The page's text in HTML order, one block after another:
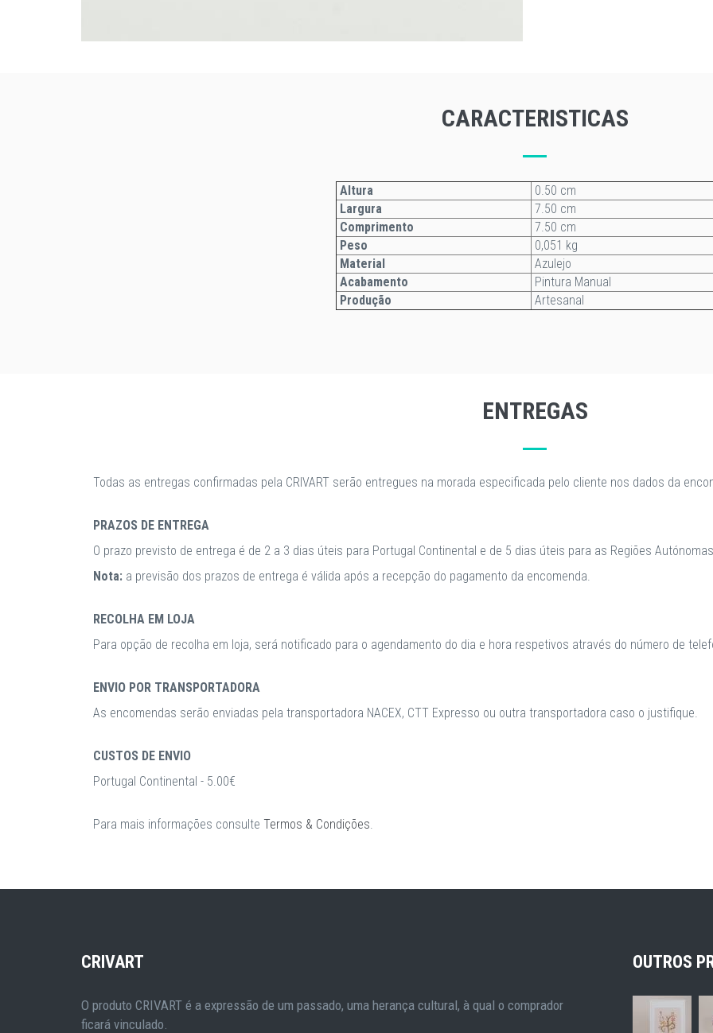
CARACTERISTICAS
Altura
0.50 cm
Largura
7.50 cm
Comprimento
7.50 cm
Peso
0,051 kg
Material
Azulejo
Acabamento
Pintura Manual
Produção
Artesanal
ENTREGAS
Todas as entregas confirmadas pela CRIVART serão entregues na morada especificada pelo cliente nos dados da
PRAZOS DE ENTREGA
O prazo previsto de entrega é de 2 a 3 dias úteis para Portugal Continental e de 5 dias úteis para as Regiões
Nota: a previsão dos prazos de entrega é válida após a recepção do pagamento da encomenda.
RECOLHA EM LOJA
Para opção de recolha em loja, será notificado para o agendamento do dia e hora respetivos através do número de
ENVIO POR TRANSPORTADORA
As encomendas serão enviadas pela transportadora NACEX, CTT Expresso ou outra transportadora caso o justifique.
CUSTOS DE ENVIO
Portugal Continental - 5.00€
Para mais informações consulte Termos & Condições.
CRIVART
O produto CRIVART é a expressão de um passado, uma herança cultural, à qual o comprador
ficará vinculado.
OUTROS